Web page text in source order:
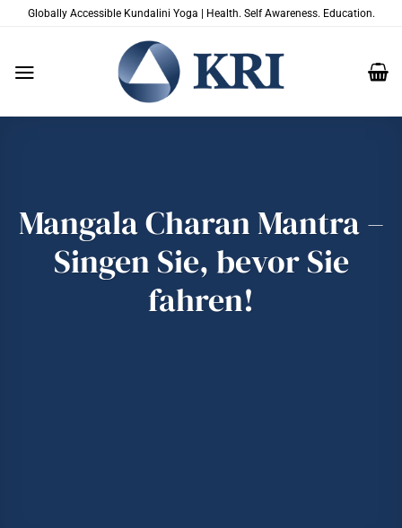
ZumGlobally Accessible Kundalini Yoga | Health. Self Awareness. Education.
Mangala Charan Mantra –
Singen Sie, bevor Sie
fahren!